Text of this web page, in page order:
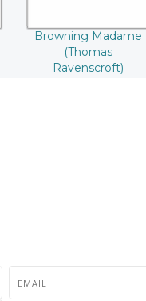
Browning Madame
(Thomas
Ravenscroft)